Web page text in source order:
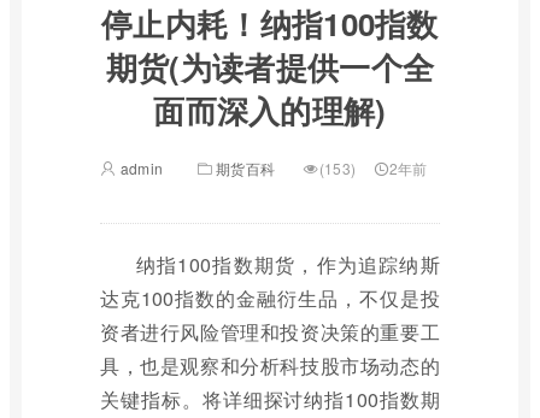
停止内耗！纳指100指数
期货(为读者提供一个全
面而深入的理解)
admin 期货百科 (153) 2年前
纳指100指数期货，作为追踪纳斯
达克100指数的金融衍生品，不仅是投
资者进行风险管理和投资决策的重要工
具，也是观察和分析科技股市场动态的
关键指标。将详细探讨纳指100指数期